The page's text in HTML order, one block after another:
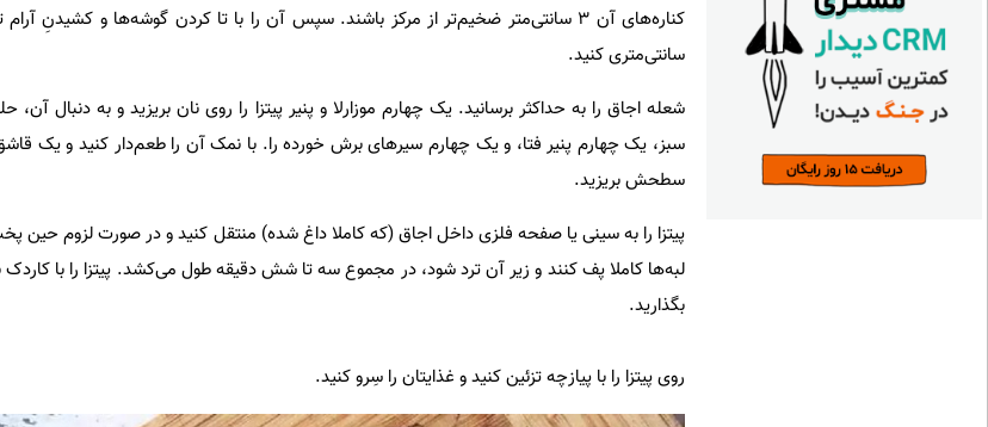
سانتی‌متری کنید.
شعله اجاق را به حداکثر برسانید. یک چهارم موزارلا و پنیر پیتزا را روی نان بریزید و به دنبال
سبز، یک چهارم پنیر فتا، و یک چهارم سیرهای برش خورده را. با نمک آن را طعم‌دار کنید و یک
سطحش بریزید.
پیتزا را به سینی یا صفحه فلزی داخل اجاق (که کاملا داغ شده) منتقل کنید و در صورت لزوم حین
لبه‌ها کاملا پف کنند و زیر آن ترد شود، در مجموع سه تا شش دقیقه طول می‌کشد. پیتزا را با کاردک
بگذارید.
روی پیتزا را با پیازچه تزئین کنید و غذایتان را سِرو کنید.